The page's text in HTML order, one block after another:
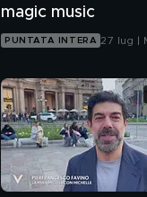
magic music
PUNTATA INTERA 27 lug |